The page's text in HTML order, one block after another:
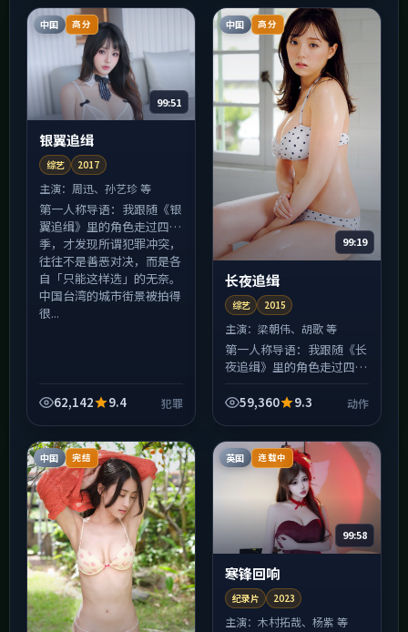
多...
中国 高分
99:51
银翼追缉
综艺 2017
主演： 周迅、孙艺珍 等
第一人称导语：我跟随《银
翼追缉》里的角色走过四
季，才发现所谓犯罪冲突，
往往不是善恶对决，而是各
自「只能这样选」的无奈。
中国台湾的城市街景被拍得
很...
62,142 9.4 犯罪
中国 高分
99:19
长夜追缉
综艺 2015
主演：梁朝伟、胡歌 等
第一人称导语：我跟随《长
夜追缉》里的角色走过四
往往不是善恶对决，而是各
很...
59,360 9.3 动作
中国 完结 英国 连载中
99:58
寒锋回响
纪录片 2023
主演：木村拓哉、杨紫 等